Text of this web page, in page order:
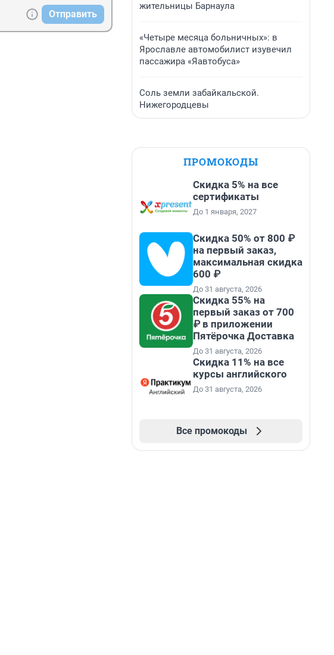
Отправить
жительницы Барнаула
«Четыре месяца больничных»: в
Ярославле автомобилист изувечил
пассажира «Яавтобуса»
Соль земли забайкальской.
Нижегородцевы
ПРОМОКОДЫ
Скидка 5% на все
сертификаты
До 1 января, 2027
Скидка 50% от 800 ₽
на первый заказ,
максимальная скидка
600 ₽
До 31 августа, 2026
Скидка 55% на
первый заказ от 700
₽ в приложении
Пятёрочка Доставка
До 31 августа, 2026
Скидка 11% на все
курсы английского
До 31 августа, 2026
Все промокоды